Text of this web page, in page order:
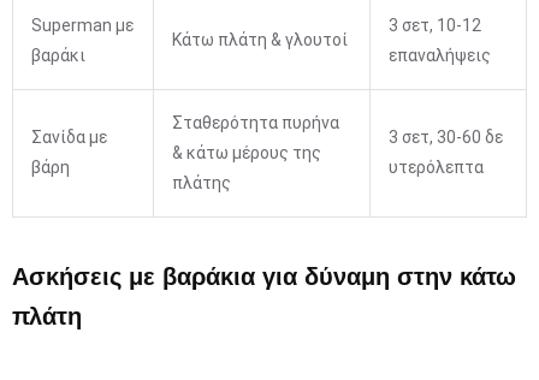
Superman με
βαράκι
Κάτω πλάτη & γλουτοί
3 σετ, 10-12
επαναλήψεις
Σανίδα με
βάρη
Σταθερότητα πυρήνα
& κάτω μέρους της
πλάτης
3 σετ, 30-60 δε
υτερόλεπτα
Ασκήσεις με βαράκια για δύναμη στην κάτω
πλάτη